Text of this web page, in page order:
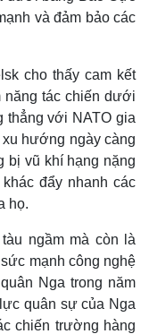
và đảm bảo các
cho thấy cam kết
năng tác chiến dưới
thẳng với NATO gia
hướng ngày càng
bị vũ khí hạng nặng
đẩy nhanh các
họ.
ngầm mà còn là
mạnh công nghệ
Nga trong năm
quân sự của Nga
chiến trường hàng